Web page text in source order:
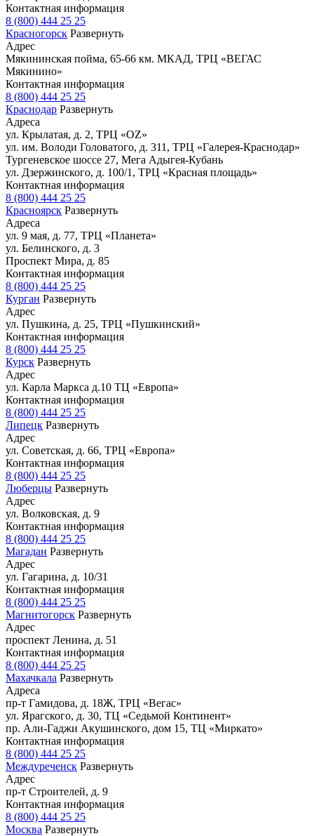
Контактная информация
8 (800) 444 25 25
Красногорск Развернуть
Адрес
Мякининская пойма, 65-66 км. МКАД, ТРЦ «ВЕГАС
Мякинино»
Контактная информация
8 (800) 444 25 25
Краснодар Развернуть
Адреса
ул. Крылатая, д. 2, ТРЦ «OZ»
ул. им. Володи Головатого, д. 311, ТРЦ «Галерея-Краснодар»
Тургеневское шоссе 27, Мега Адыгея-Кубань
ул. Дзержинского, д. 100/1, ТРЦ «Красная площадь»
Контактная информация
8 (800) 444 25 25
Красноярск Развернуть
Адреса
ул. 9 мая, д. 77, ТРЦ «Планета»
ул. Белинского, д. 3
Проспект Мира, д. 85
Контактная информация
8 (800) 444 25 25
Курган Развернуть
Адрес
ул. Пушкина, д. 25, ТРЦ «Пушкинский»
Контактная информация
8 (800) 444 25 25
Курск Развернуть
Адрес
ул. Карла Маркса д.10 ТЦ «Европа»
Контактная информация
8 (800) 444 25 25
Липецк Развернуть
Адрес
ул. Советская, д. 66, ТРЦ «Европа»
Контактная информация
8 (800) 444 25 25
Люберцы Развернуть
Адрес
ул. Волковская, д. 9
Контактная информация
8 (800) 444 25 25
Магадан Развернуть
Адрес
ул. Гагарина, д. 10/31
Контактная информация
8 (800) 444 25 25
Магнитогорск Развернуть
Адрес
проспект Ленина, д. 51
Контактная информация
8 (800) 444 25 25
Махачкала Развернуть
Адреса
пр-т Гамидова, д. 18Ж, ТРЦ «Вегас»
ул. Ярагского, д. 30, ТЦ «Седьмой Континент»
пр. Али-Гаджи Акушинского, дом 15, ТЦ «Миркато»
Контактная информация
8 (800) 444 25 25
Междуреченск Развернуть
Адрес
пр-т Строителей, д. 9
Контактная информация
8 (800) 444 25 25
Москва Развернуть